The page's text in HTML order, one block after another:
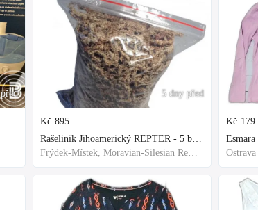
5 dny před
Kč 895
Rašelinik Jihoamerický REPTER - 5 balení - 500g -
Frýdek-Místek, Moravian-Silesian Region,Others
Kč 179
Ostrava